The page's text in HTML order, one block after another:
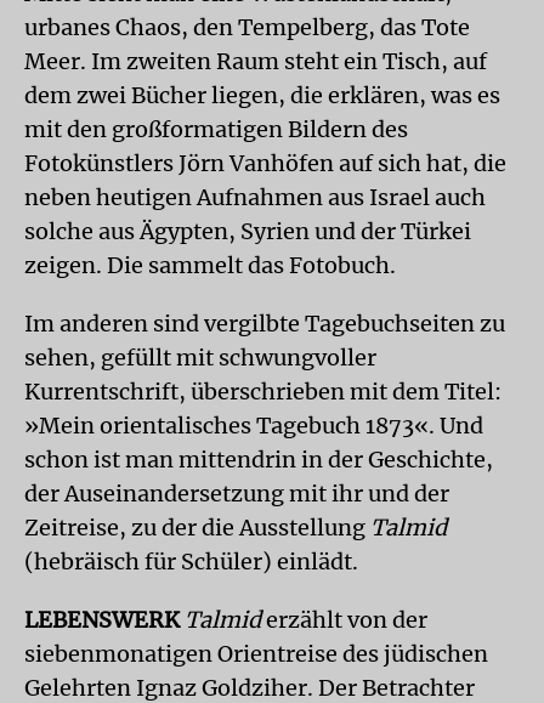
urbanes Chaos, den Tempelberg, das Tote
Meer. Im zweiten Raum steht ein Tisch, auf
dem zwei Bücher liegen, die erklären, was es
mit den großformatigen Bildern des
Fotokünstlers Jörn Vanhöfen auf sich hat, die
neben heutigen Aufnahmen aus Israel auch
solche aus Ägypten, Syrien und der Türkei
zeigen. Die sammelt das Fotobuch.
Im anderen sind vergilbte Tagebuchseiten zu
sehen, gefüllt mit schwungvoller
Kurrentschrift, überschrieben mit dem Titel:
»Mein orientalisches Tagebuch 1873«. Und
schon ist man mittendrin in der Geschichte,
der Auseinandersetzung mit ihr und der
Zeitreise, zu der die Ausstellung Talmid
(hebräisch für Schüler) einlädt.
LEBENSWERK Talmiderzählt von der
siebenmonatigen Orientreise des jüdischen
Gelehrten Ignaz Goldziher. Der Betrachter